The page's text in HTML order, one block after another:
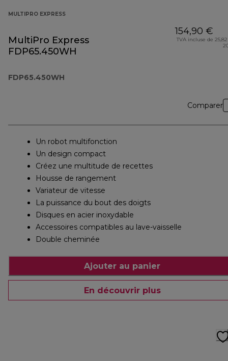
MULTIPRO EXPRESS
MultiPro Express
FDP65.450WH
FDP65.450WH
154,90 €
TVA incluse de
Comparer
Un robot multifonction
Un design compact
Créez une multitude de recettes
Housse de rangement
Variateur de vitesse
La puissance du bout des doigts
Disques en acier inoxydable
Accessoires compatibles au lave-vaisselle
Double cheminée
Ajouter au panier
En découvrir plus